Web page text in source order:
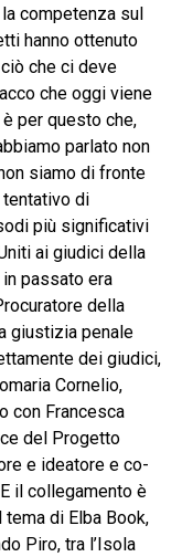
competenza sul
hanno ottenuto
che ci deve
che oggi viene
per questo che,
parlato non
siamo di fronte
di
più significativi
ai giudici della
passato era
della
giustizia penale
dei giudici,
Cornelio,
con Francesca
del Progetto
e ideatore e co-
il collegamento è
di Elba Book,
Piro, tra l’Isola